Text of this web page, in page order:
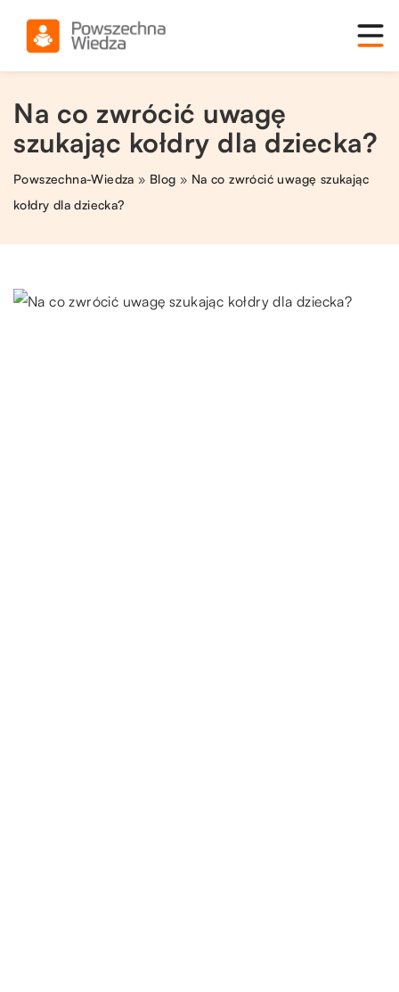
Na co zwrócić uwagę
szukając kołdry dla dziecka?
Powszechna-Wiedza » Blog » Na co zwrócić uwagę szukając
kołdry dla dziecka?